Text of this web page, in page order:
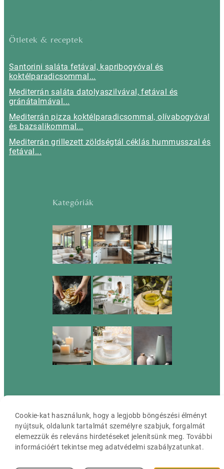
Ötletek & receptek
Santorini saláta fetával, kapribogyóval és
koktélparadicsommal...
Mediterrán saláta datolyaszilvával, fetával és
gránátalmával...
Mediterrán pizza koktélparadicsommal, olívabogyóval
és bazsalikommal...
Mediterrán grillezett zöldségtál céklás hummusszal és
fetával...
Kategóriák
Cookie-kat használunk, hogy a legjobb böngészési élményt
nyújtsuk, oldalunk tartalmát személyre szabjuk, forgalmát
elemezzük és releváns hirdetéseket jelenítsünk meg. További
információért tekintse meg adatvédelmi szabályzatunkat.